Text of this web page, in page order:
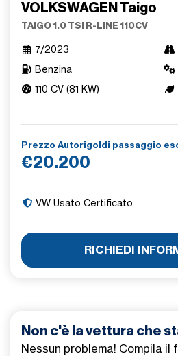
VOLKSWAGEN Taigo
TAIGO 1.0 TSI R-LINE 110CV
7/2023
Benzina
110 CV (81 KW)
Prezzo Autorigoldi passaggio
€20.200
VW Usato Certificato
RICHIEDI
Non c'è la vettura che
Nessun problema! Compila il